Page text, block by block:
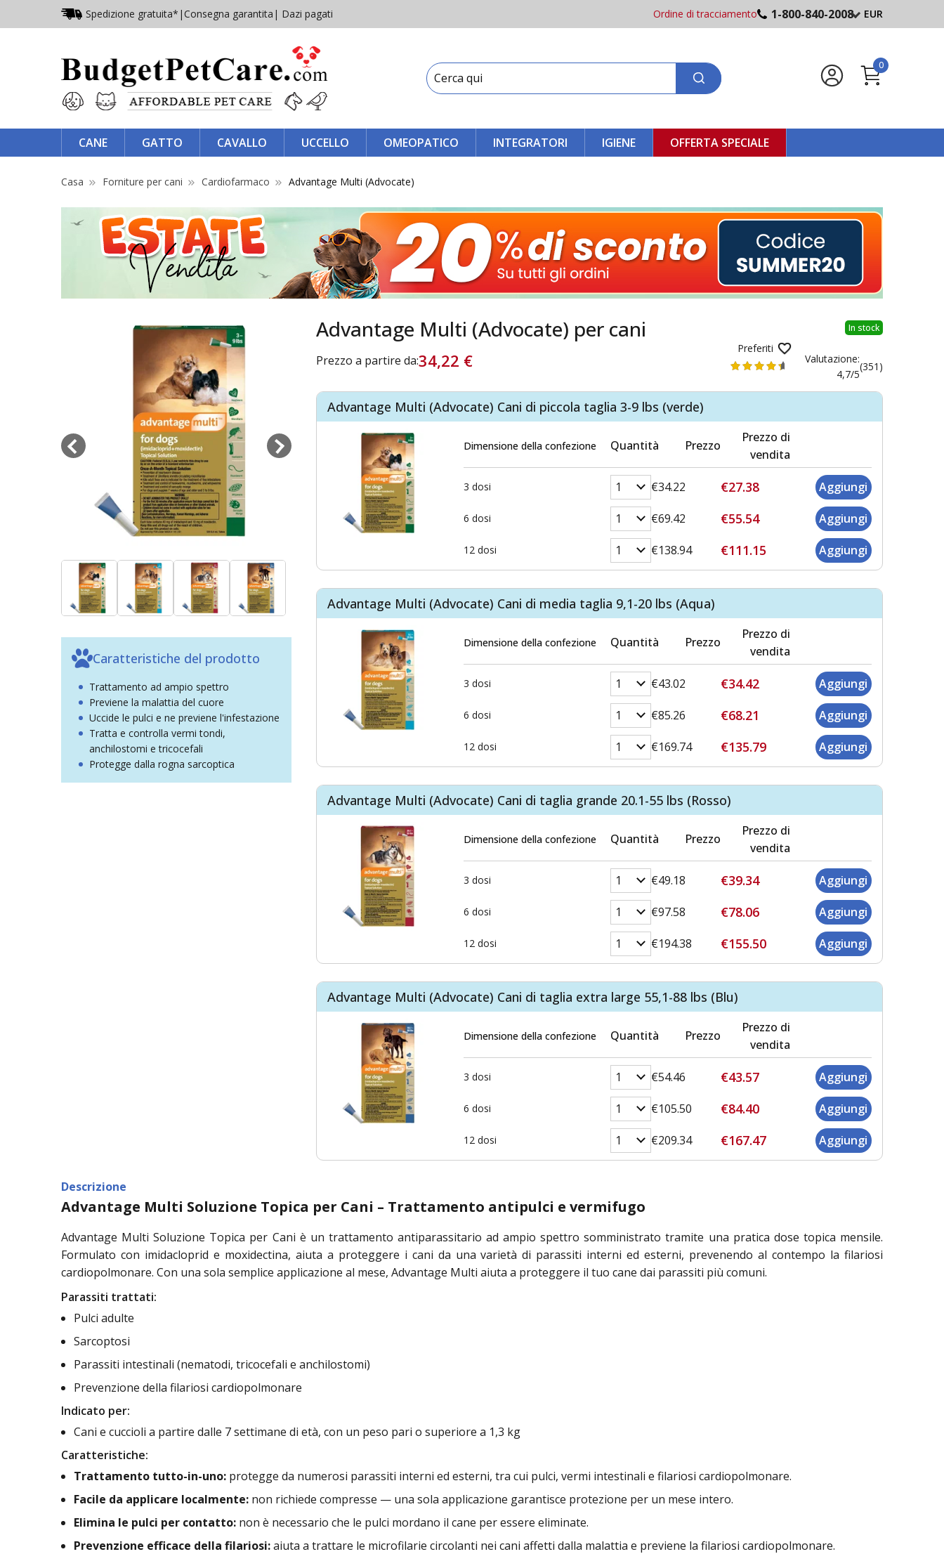
Spedizione gratuita* |Consegna garantita | Dazi pagati Ordine di tracciamento 1-800-840-2008 EUR
0
CANE GATTO CAVALLO UCCELLO OMEOPATICO INTEGRATORI IGIENE OFFERTA SPECIALE
Casa Forniture per cani Cardiofarmaco Advantage Multi (Advocate)
Caratteristiche del prodotto
Trattamento ad ampio spettro
Previene la malattia del cuore
Uccide le pulci e ne previene l'infestazione
Tratta e controlla vermi tondi,
anchilostomi e tricocefali
Protegge dalla rogna sarcoptica
In stock
Advantage Multi (Advocate) per cani
Prezzo a partire da:34,22 €
Preferiti
Valutazione:
4,7/5
(351)
Advantage Multi (Advocate) Cani di piccola taglia 3-9 lbs (verde)
Dimensione della confezione Quantità Prezzo
Prezzo di
vendita
3 dosi €34.22 €27.38
6 dosi €69.42 €55.54
12 dosi €138.94 €111.15
Advantage Multi (Advocate) Cani di media taglia 9,1-20 lbs (Aqua)
Dimensione della confezione Quantità Prezzo
Prezzo di
vendita
3 dosi €43.02 €34.42
6 dosi €85.26 €68.21
12 dosi €169.74 €135.79
Advantage Multi (Advocate) Cani di taglia grande 20.1-55 lbs (Rosso)
Dimensione della confezione Quantità Prezzo
Prezzo di
vendita
3 dosi €49.18 €39.34
6 dosi €97.58 €78.06
12 dosi €194.38 €155.50
Advantage Multi (Advocate) Cani di taglia extra large 55,1-88 lbs (Blu)
Dimensione della confezione Quantità Prezzo
Prezzo di
vendita
3 dosi €54.46 €43.57
6 dosi €105.50 €84.40
12 dosi €209.34 €167.47
Descrizione
Advantage Multi Soluzione Topica per Cani – Trattamento antipulci e vermifugo
Advantage Multi Soluzione Topica per Cani è un trattamento antiparassitario ad ampio spettro somministrato tramite una pratica dose topica mensile.
Formulato con imidacloprid e moxidectina, aiuta a proteggere i cani da una varietà di parassiti interni ed esterni, prevenendo al contempo la filariosi
cardiopolmonare. Con una sola semplice applicazione al mese, Advantage Multi aiuta a proteggere il tuo cane dai parassiti più comuni.
Parassiti trattati:
Pulci adulte
Sarcoptosi
Parassiti intestinali (nematodi, tricocefali e anchilostomi)
Prevenzione della filariosi cardiopolmonare
Indicato per:
Cani e cuccioli a partire dalle 7 settimane di età, con un peso pari o superiore a 1,3 kg
Caratteristiche:
Trattamento tutto-in-uno: protegge da numerosi parassiti interni ed esterni, tra cui pulci, vermi intestinali e filariosi cardiopolmonare.
Facile da applicare localmente: non richiede compresse — una sola applicazione garantisce protezione per un mese intero.
Elimina le pulci per contatto: non è necessario che le pulci mordano il cane per essere eliminate.
Prevenzione efficace della filariosi:aiuta a trattare le microfilarie circolanti nei cani affetti dalla malattia e previene la filariosi cardiopolmonare.